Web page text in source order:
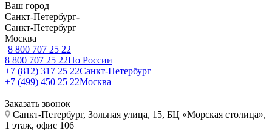
Ваш город
Санкт-Петербург
Санкт-Петербург
Москва
8 800 707 25 22
8 800 707 25 22По России
+7 (812) 317 25 22Санкт-Петербург
+7 (499) 450 25 22Москва
Заказать звонок
Санкт-Петербург, Зольная улица, 15, БЦ «Морская столица»,
1 этаж, офис 106